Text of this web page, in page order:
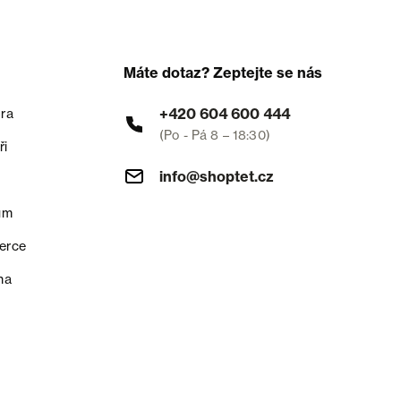
Máte dotaz? Zeptejte se nás
+420 604 600 444
(Po - Pá 8 – 18:30)
info@shoptet.cz